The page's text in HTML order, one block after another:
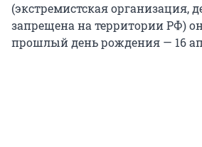
(экстремистская организация,
запрещена на территории РФ)
прошлый день рождения — 16